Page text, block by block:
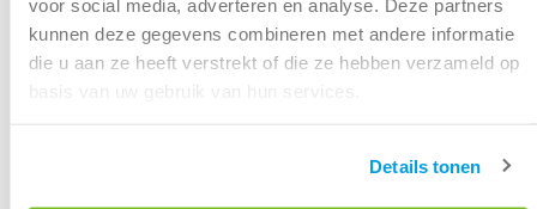
voor social media, adverteren en analyse. Deze partners
kunnen deze gegevens combineren met andere informatie
die u aan ze heeft verstrekt of die ze hebben verzameld op
basis van uw gebruik van hun services.
Details tonen
Het volledige potentieel van
afvalhout benutten
mulch of biomassa voor energie. Door verschillende